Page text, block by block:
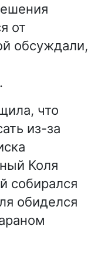
от
обсуждали,
что
из-за
Коля
собирался
обиделся